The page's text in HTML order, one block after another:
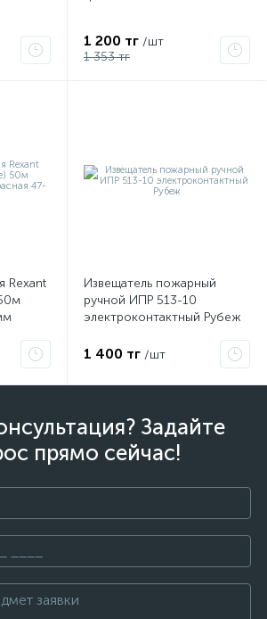
1 200 тг /шт
1 353 тг
Rexant
Извещатель пожарный
ручной ИПР 513-10
электроконтактный Рубеж
1 400 тг /шт
Задайте
прямо сейчас!